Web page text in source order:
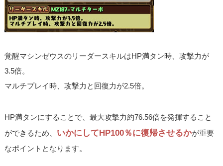
覚醒マシンゼウスのリーダースキルはHP満タン時、攻撃力が
3.5倍。
マルチプレイ時、攻撃力と回復力が2.5倍。
HP満タンにすることで、最大攻撃力約76.56倍を発揮すること
ができるため、 いかにしてHP100％に復帰させるかが重要
なポイントとなります。